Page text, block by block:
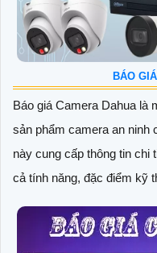
BÁO
Báo giá Camera Dahua là
sản phẩm camera an ninh
này cung cấp thông tin chi
cả tính năng, đặc điểm kỹ